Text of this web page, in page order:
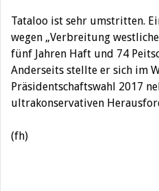
Tataloo ist sehr umstritten.
wegen „Verbreitung
fünf Jahren Haft und 74
Anderseits stellte er sich im
Präsidentschaftswahl 2017
ultrakonservativen
(fh)